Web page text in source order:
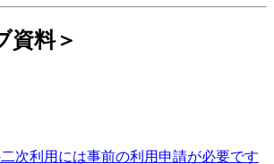
資料＞
次利用には事前の利用申請が必要です